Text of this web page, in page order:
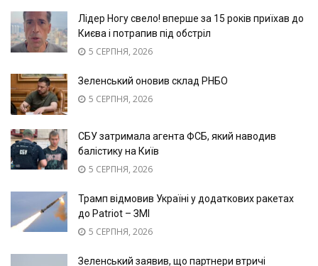
Лідер Ногу свело! вперше за 15 років приїхав до
Києва і потрапив під обстріл
5 СЕРПНЯ, 2026
Зеленський оновив склад РНБО
5 СЕРПНЯ, 2026
СБУ затримала агента ФСБ, який наводив
балістику на Київ
5 СЕРПНЯ, 2026
Трамп відмовив Україні у додаткових ракетах
до Patriot – ЗМІ
5 СЕРПНЯ, 2026
Зеленський заявив, що партнери втричі